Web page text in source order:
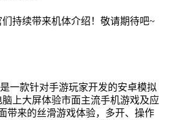
持续带来机体介绍！敬请期待吧~
一款针对手游玩家开发的安卓模拟
上大屏体验市面主流手机游戏及应
带来的丝滑游戏体验，多开、操作